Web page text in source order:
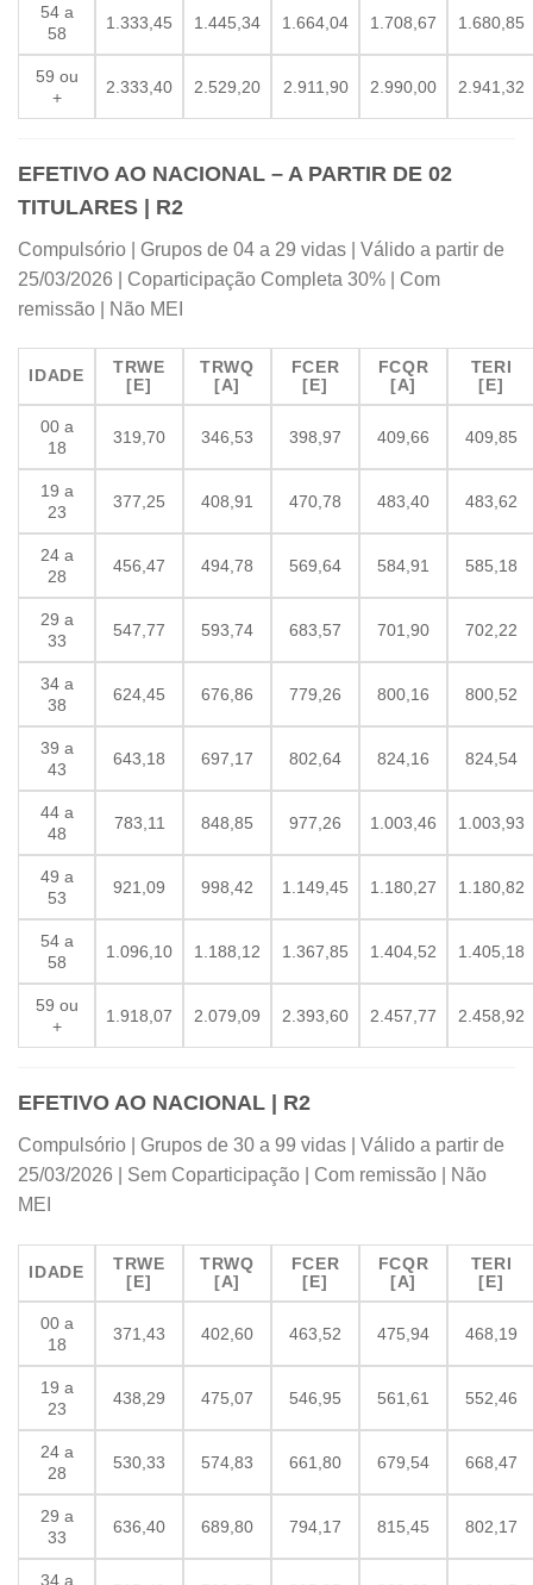
54 a
58
1.333,45 1.445,34 1.664,04 1.708,67 1.680,85
59 ou
+
2.333,40 2.529,20 2.911,90 2.990,00 2.941,32
EFETIVO AO NACIONAL – A PARTIR DE 02
TITULARES | R2
Compulsório | Grupos de 04 a 29 vidas | Válido a partir de
25/03/2026 | Coparticipação Completa 30% | Com
remissão | Não MEI
IDADE
TRWE
[E]
TRWQ
[A]
FCER
[E]
FCQR
[A]
TERI
[E]
00 a
18
319,70 346,53 398,97 409,66 409,85
19 a
23
377,25 408,91 470,78 483,40 483,62
24 a
28
456,47 494,78 569,64 584,91 585,18
29 a
33
547,77 593,74 683,57 701,90 702,22
34 a
38
624,45 676,86 779,26 800,16 800,52
39 a
43
643,18 697,17 802,64 824,16 824,54
44 a
48
783,11 848,85 977,26 1.003,46 1.003,93
49 a
53
921,09 998,42 1.149,45 1.180,27 1.180,82
54 a
58
1.096,10 1.188,12 1.367,85 1.404,52 1.405,18
59 ou
+
1.918,07 2.079,09 2.393,60 2.457,77 2.458,92
EFETIVO AO NACIONAL | R2
Compulsório | Grupos de 30 a 99 vidas | Válido a partir de
25/03/2026 | Sem Coparticipação | Com remissão | Não
MEI
IDADE
TRWE
[E]
TRWQ
[A]
FCER
[E]
FCQR
[A]
TERI
[E]
00 a
18
371,43 402,60 463,52 475,94 468,19
19 a
23
438,29 475,07 546,95 561,61 552,46
24 a
28
530,33 574,83 661,80 679,54 668,47
29 a
33
636,40 689,80 794,17 815,45 802,17
34 a